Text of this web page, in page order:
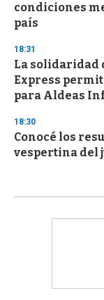
condiciones
país
18:31
La solidaridad
Express
para Aldeas
18:30
Conocé los
vespertina del